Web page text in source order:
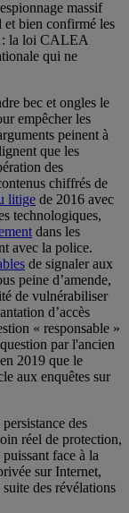
massif
et bien confirmé les
: la loi CALEA
qui ne
bec et ongles le
empêcher les
peinent à
que les
des
chiffrés de
litige de 2016 avec
technologiques,
dans les
avec la police.
de signaler aux
peine d’amende,
de vulnérabiliser
d’accès
« responsable »
par l'ancien
2019 que le
aux enquêtes sur
des
réel de protection,
face à la
sur Internet,
des révélations